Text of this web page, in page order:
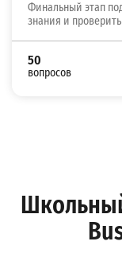
Финальный этап
знания и
50
вопросов